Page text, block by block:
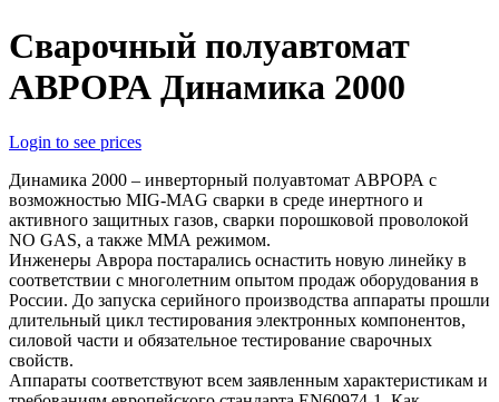
Сварочный полуавтомат
АВРОРА Динамика 2000
Login to see prices
Динамика 2000 – инверторный полуавтомат АВРОРА с
возможностью MIG-MAG сварки в среде инертного и
активного защитных газов, сварки порошковой проволокой
NO GAS, а также ММА режимом.
Инженеры Аврора постарались оснастить новую линейку в
соответствии с многолетним опытом продаж оборудования в
России. До запуска серийного производства аппараты прошли
длительный цикл тестирования электронных компонентов,
силовой части и обязательное тестирование сварочных
свойств.
Аппараты соответствуют всем заявленным характеристикам и